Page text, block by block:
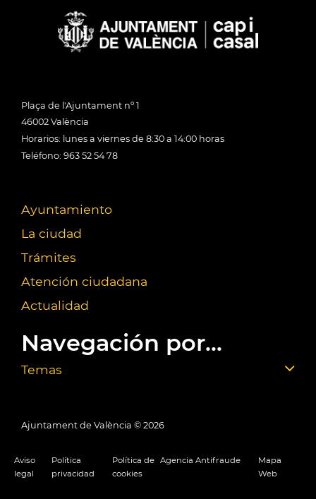
Plaça de l'Ajuntament nº 1
46002 València
Horarios: lunes a viernes de 8:30 a 14:00 horas
Teléfono: 963 52 54 78
Ayuntamiento
La ciudad
Trámites
Atención ciudadana
Actualidad
Navegación por...
Temas
Ajuntament de València © 2026
Aviso
legal
Política
privacidad
Política de
cookies
Agencia Antifraude
Mapa
Web